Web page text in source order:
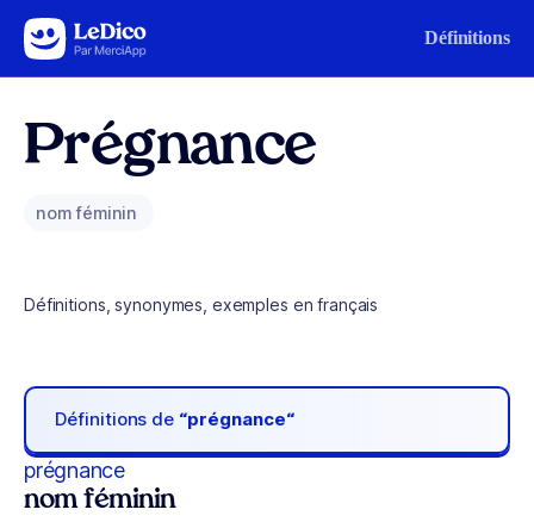
Aller au contenu Définitions
Prégnance
nom féminin
Définitions, synonymes, exemples en français
Définitions de “prégnance“
prégnance
nom féminin